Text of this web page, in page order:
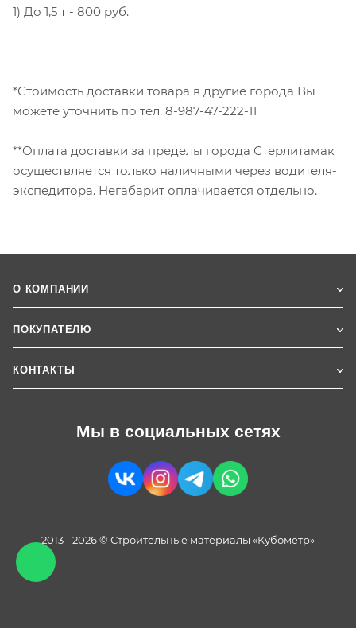
1) До 1,5 т - 800 руб.
*Стоимость доставки товара в другие города Вы
можете уточнить по тел. 8-987-47-222-11
**Оплата доставки за пределы города Стерлитамак
осуществляется только наличными через водителя-
экспедитора. Негабарит оплачивается отдельно.
О КОМПАНИИ
ПОКУПАТЕЛЮ
КОНТАКТЫ
Мы в социальных сетях
2013 - 2026 © Строительные материалы «Кубометр»